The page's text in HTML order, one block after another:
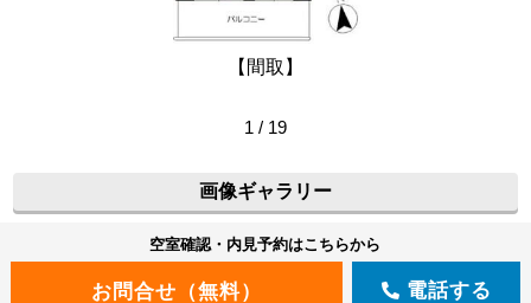
【間取】
1 / 19
画像ギャラリー
空室確認・内見予約はこちらから
電話する